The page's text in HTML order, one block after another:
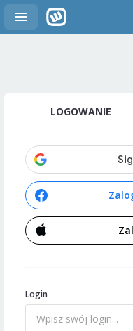
LOGOWANIE
Login